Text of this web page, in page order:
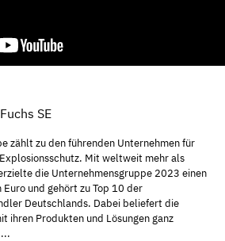
SE
zählt zu den führenden Unternehmen für
Mit weltweit mehr als
die Unternehmensgruppe 2023 einen
und gehört zu Top 10 der
Deutschlands. Dabei beliefert die
ihren Produkten und Lösungen ganz